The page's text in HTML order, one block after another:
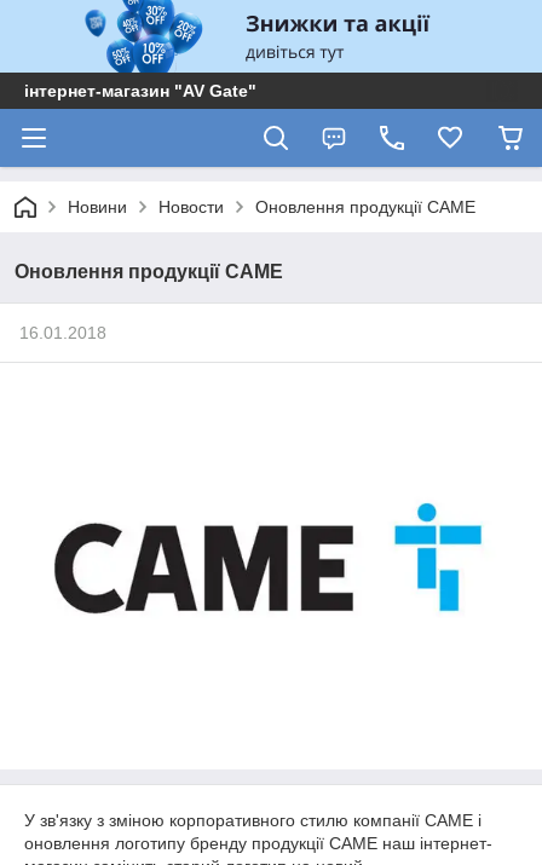
інтернет-магазин "AV Gate"
Новини Новости Оновлення продукції CAME
Оновлення продукції CAME
16.01.2018
У зв'язку з зміною корпоративного стилю компанії CAME і
оновлення логотипу бренду продукції CAME наш інтернет-